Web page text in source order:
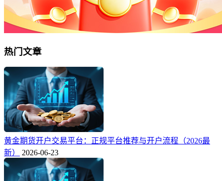
热门文章
黄金期货开户交易平台：正规平台推荐与开户流程（2026最
新）
2026-06-23